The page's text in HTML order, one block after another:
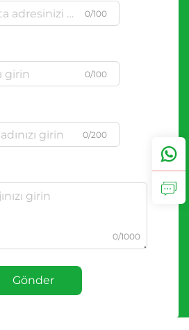
0/100
0/100
0/200
0/1000
Gönder